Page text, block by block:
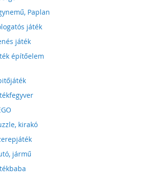
Paplan
játék
játék
építőelem
kirakó
jármű